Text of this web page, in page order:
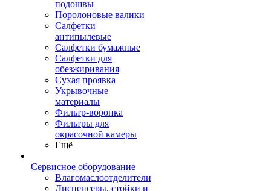
подошвы
Поролоновые валики
Салфетки
антипылевые
Салфетки бумажные
Салфетки для
обезжиривания
Сухая проявка
Укрывочные
материалы
Фильтр-воронка
Фильтры для
окрасочной камеры
Ещё
Сервисное оборудование
Влагомаслоотделители
Диспенсеры, стойки и